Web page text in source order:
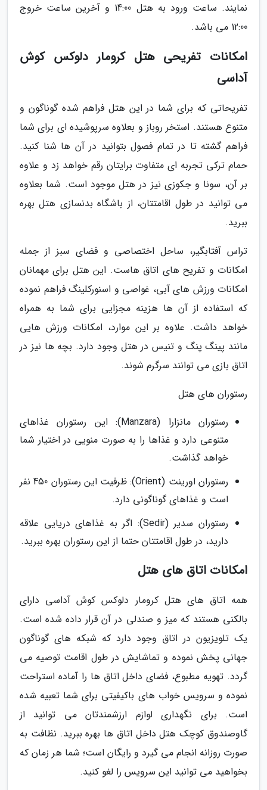
نمایند. ساعت ورود به هتل 14:00 و آخرین ساعت خروج
12:00 می باشد.
امکانات تفریحی هتل کرومار دلوکس کوش
آداسی
تفریحاتی که برای شما در این هتل فراهم شده گوناگون و
متنوع هستند. استخر روباز و بعلاوه سرپوشیده ای برای شما
فراهم گشته تا در تمام فصول بتوانید در آن ها شنا کنید.
حمام ترکی تجربه ای متفاوت برایتان رقم خواهد زد و علاوه
بر آن، سونا و جکوزی نیز در هتل موجود است. شما بعلاوه
می توانید در طول اقامتتان، از باشگاه بدنسازی هتل بهره
ببرید.
تراس آفتابگیر، ساحل اختصاصی و فضای سبز از جمله
امکانات و تفریح های اتاق هاست. این هتل برای مهمانان
امکانات ورزش های آبی، غواصی و اسنورکلینگ فراهم نموده
که استفاده از آن ها هزینه مجزایی برای شما به همراه
خواهد داشت. علاوه بر این موارد، امکانات ورزش هایی
مانند پینگ پنگ و تنیس در هتل وجود دارد. بچه ها نیز در
اتاق بازی می توانند سرگرم شوند.
رستوران های هتل
رستوران مانزارا (Manzara): این رستوران غذاهای
متنوعی دارد و غذاها را به صورت منویی در اختیار شما
خواهد گذاشت.
رستوران اورینت (Orient): ظرفیت این رستوران 450 نفر
است و غذاهای گوناگونی دارد.
رستوران سدیر (Sedir): اگر به غذاهای دریایی علاقه
دارید، در طول اقامتتان حتما از این رستوران بهره ببرید.
امکانات اتاق های هتل
همه اتاق های هتل کرومار دلوکس کوش آداسی دارای
بالکنی هستند که میز و صندلی در آن قرار داده شده است.
یک تلویزیون در اتاق وجود دارد که شبکه های گوناگون
جهانی پخش نموده و تماشایش در طول اقامت توصیه می
گردد. تهویه مطبوع، فضای داخل اتاق ها را آماده استراحت
نموده و سرویس خواب های باکیفیتی برای شما تعبیه شده
است. برای نگهداری لوازم ارزشمندتان می توانید از
گاوصندوق کوچک هتل داخل اتاق ها بهره ببرید. نظافت به
صورت روزانه انجام می گیرد و رایگان است؛ شما هر زمان که
بخواهید می توانید این سرویس را لغو کنید.